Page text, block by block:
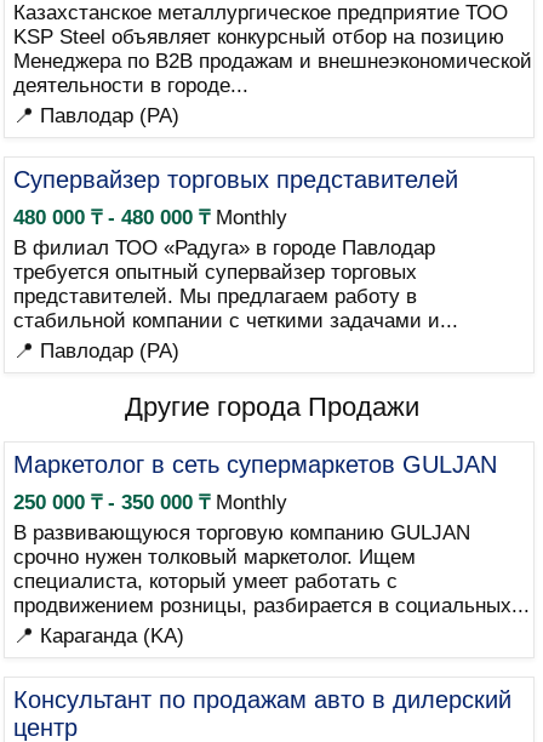
Казахстанское металлургическое предприятие ТОО
KSP Steel объявляет конкурсный отбор на позицию
Менеджера по B2B продажам и внешнеэкономической
деятельности в городе...
📍 Павлодар (PA)
Супервайзер торговых представителей
480 000 ₸ - 480 000 ₸Monthly
В филиал ТОО «Радуга» в городе Павлодар
требуется опытный супервайзер торговых
представителей. Мы предлагаем работу в
стабильной компании с четкими задачами и...
📍 Павлодар (PA)
Другие города Продажи
Маркетолог в сеть супермаркетов GULJAN
250 000 ₸ - 350 000 ₸Monthly
В развивающуюся торговую компанию GULJAN
срочно нужен толковый маркетолог. Ищем
специалиста, который умеет работать с
продвижением розницы, разбирается в социальных...
📍 Караганда (KA)
Консультант по продажам авто в дилерский
центр